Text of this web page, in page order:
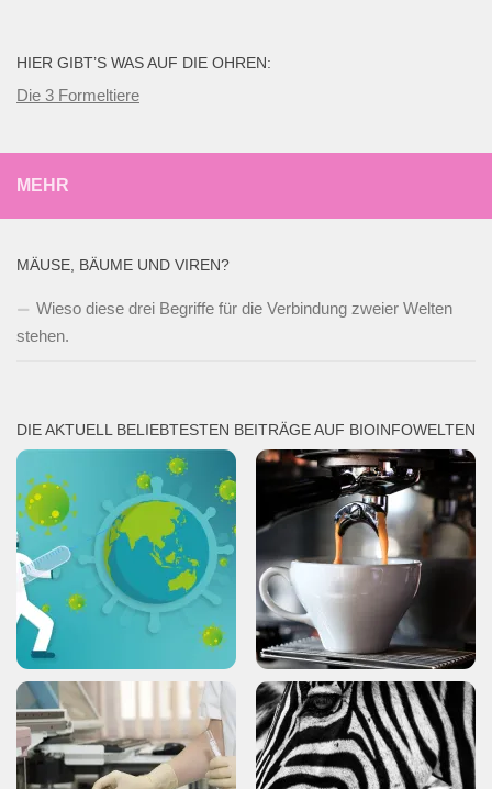
HIER GIBT’S WAS AUF DIE OHREN:
Die 3 Formeltiere
MEHR
MÄUSE, BÄUME UND VIREN?
Wieso diese drei Begriffe für die Verbindung zweier Welten
stehen.
DIE AKTUELL BELIEBTESTEN BEITRÄGE AUF BIOINFOWELTEN